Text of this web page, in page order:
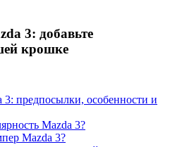
3: добавьте
крошке
предпосылки, особенности и
Mazda 3?
Mazda 3?